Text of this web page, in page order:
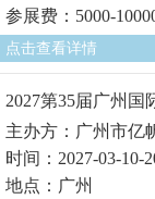
参展费：5000-
点击查看详情
2027第35届广州国
主办方：广州市亿
时间：2027-03-10-
地点：广州